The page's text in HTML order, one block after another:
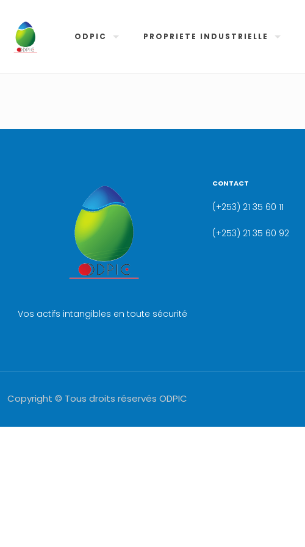
ODPIC PROPRIETE INDUSTRIELLE
Vos actifs intangibles en toute sécurité
CONTACT
(+253) 21 35 60 11
(+253) 21 35 60 92
Copyright © Tous droits réservés ODPIC